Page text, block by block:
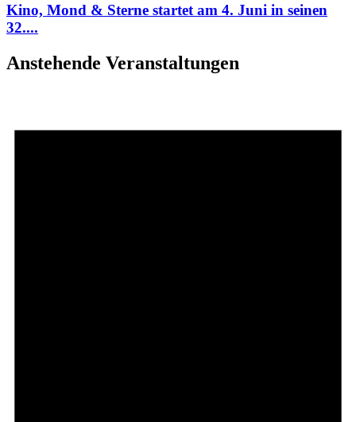
Kino, Mond & Sterne startet am 4. Juni in seinen
32....
Anstehende Veranstaltungen